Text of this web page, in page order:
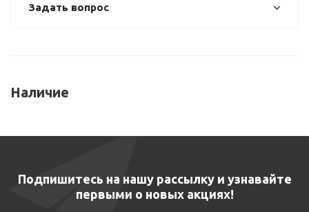
Задать вопрос
Наличие
Подпишитесь на нашу рассылку и узнавайте
первыми о новых акциях!